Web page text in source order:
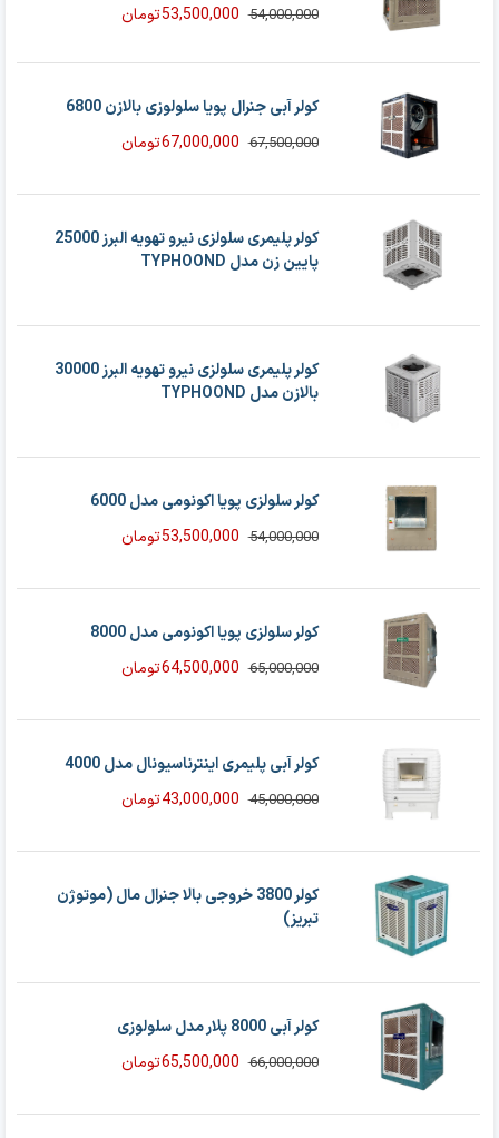
54,000,000
قیمت
بود.
53,500,000تومان
قیمت
است.
کولر آبی جنرال پویا سلولوزی بالازن 6800
67,500,000
قیمت
67,500,000 تومان
67,000,000تومان
قیمت
67,000,000 تومان
کولر پلیمری سلولزی نیرو تهویه البرز 25000
پایین زن مدل TYPHOOND
کولر پلیمری سلولزی نیرو تهویه البرز 30000
بالازن مدل TYPHOOND
کولر سلولزی پویا اکونومی مدل 6000
54,000,000
قیمت
54,000,000 تومان
53,500,000تومان
قیمت
53,500,000 تومان
کولر سلولزی پویا اکونومی مدل 8000
65,000,000
قیمت
65,000,000 تومان
64,500,000تومان
قیمت
64,500,000 تومان
کولر آبی پلیمری اینترناسیونال مدل 4000
45,000,000
قیمت
45,000,000 تومان
43,000,000تومان
قیمت
43,000,000 تومان
کولر 3800 خروجی بالا جنرال مال (موتوژن
تبریز)
کولر آبی 8000 پلار مدل سلولوزی
66,000,000
قیمت
66,000,000 تومان
65,500,000تومان
قیمت
65,500,000 تومان